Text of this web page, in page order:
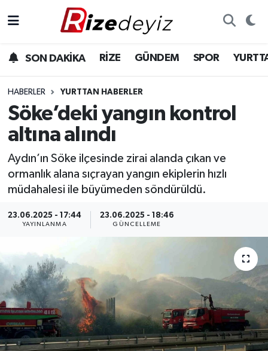
SON DAKİKA RİZE GÜNDEM SPOR
HABERLER YURTTAN HABERLER
Söke’deki yangın kontrol
altına alındı
Aydın’ın Söke ilçesinde zirai alanda çıkan ve
ormanlık alana sıçrayan yangın ekiplerin hızlı
müdahalesi ile büyümeden söndürüldü.
23.06.2025 - 17:44
YAYINLANMA
23.06.2025 - 18:46
GÜNCELLEME
Gündem
Yurttan Haberler
Ekonomi
Teknoloji
Rize Hava Durumu
Rize Namaz Vakitleri
Rize Trafik Yoğunluk Haritası
Süper Lig Puan Durumu ve Fikstür
Tüm Manşetler
Son Dakika Haberleri
Haber Arşivi